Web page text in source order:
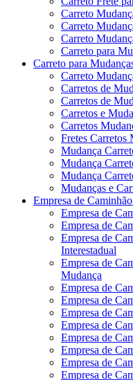
Carreto
Carreto
Carreto
Carreto para
Carreto para
Carreto
Carretos de
Carretos de
Carretos e
Carretos
Fretes Carretos
Mudança
Mudança
Mudança
Mudanças e
Empresa de
Empresa de
Empresa de
Empresa de
Interestadual
Empresa de
Mudança
Empresa de
Empresa de
Empresa de
Empresa de
Empresa de
Empresa de
Empresa de
Empresa de